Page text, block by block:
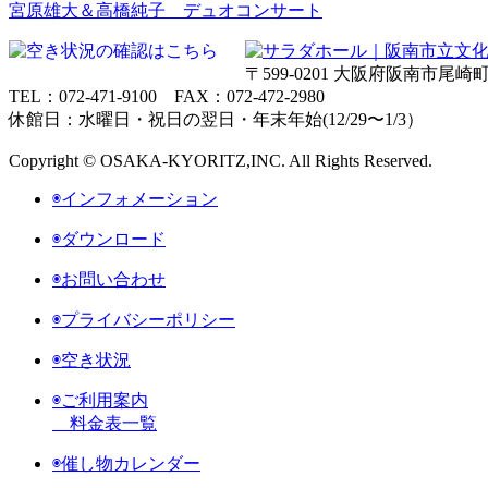
宮原雄大＆高橋純子 デュオコンサート
〒599-0201 大阪府阪南市尾崎
TEL：072-471-9100 FAX：072-472-2980
休館日：水曜日・祝日の翌日・年末年始(12/29〜1/3）
Copyright © OSAKA-KYORITZ,INC. All Rights Reserved.
◉インフォメーション
◉ダウンロード
◉お問い合わせ
◉プライバシーポリシー
◉空き状況
◉ご利用案内
料金表一覧
◉催し物カレンダー